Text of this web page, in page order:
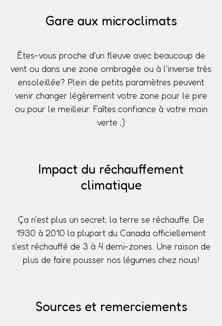
Gare aux microclimats
Êtes-vous proche d'un fleuve avec beaucoup de
vent ou dans une zone ombragée ou à l'inverse très
ensoleillée? Plein de petits paramètres peuvent
venir changer légèrement votre zone pour le pire
ou pour le meilleur. Faîtes confiance à votre main
verte ;)
Impact du réchauffement
climatique
Ça n'est plus un secret, la terre se réchauffe. De
1930 à 2010 la plupart du Canada officiellement
s'est réchauffé de 3 à 4 demi-zones. Une raison de
plus de faire pousser nos légumes chez nous!
Sources et remerciements